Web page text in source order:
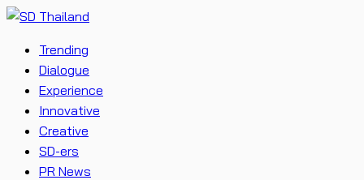
Trending
Dialogue
Experience
Innovative
Creative
SD-ers
PR News